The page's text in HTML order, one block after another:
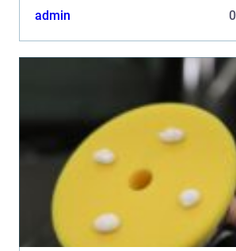
naturligt sökord men hur väljer du
admin